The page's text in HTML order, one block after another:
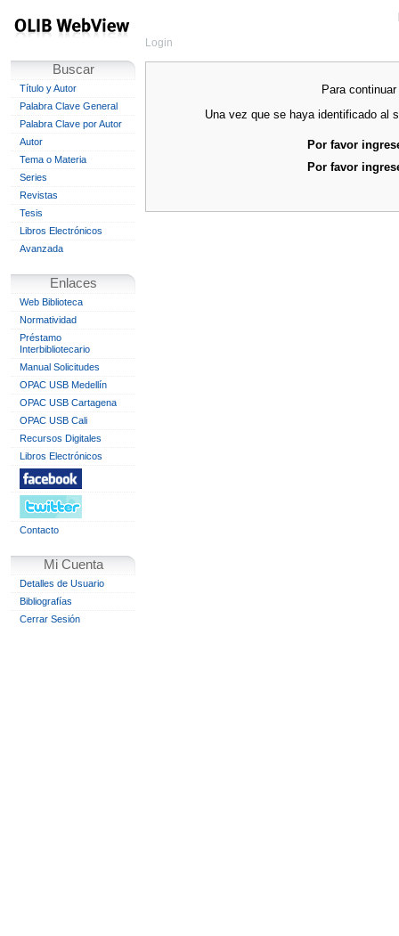
Buscar
Título y Autor
Palabra Clave General
Palabra Clave por Autor
Autor
Tema o Materia
Series
Revistas
Tesis
Libros Electrónicos
Avanzada
Enlaces
Web Biblioteca
Normatividad
Préstamo
Interbibliotecario
Manual Solicitudes
OPAC USB Medellín
OPAC USB Cartagena
OPAC USB Cali
Recursos Digitales
Libros Electrónicos
Contacto
Mi Cuenta
Detalles de Usuario
Bibliografías
Cerrar Sesión
Login
Para
Una vez que se haya identificado al
Por favor
Por favor